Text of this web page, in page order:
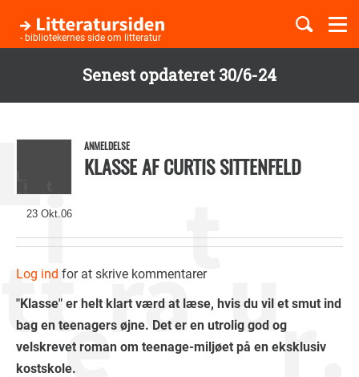
Senest opdateret 30/6-24
hovedindhold
- bibliotekernes side om litteratur
Børnebøger
23 Okt.06
ANMELDELSE
KLASSE AF CURTIS SITTENFELD
Log ind for at skrive kommentarer
"Klasse" er helt klart værd at læse, hvis du vil et smut ind
bag en teenagers øjne. Det er en utrolig god og
velskrevet roman om teenage-miljøet på en eksklusiv
kostskole.